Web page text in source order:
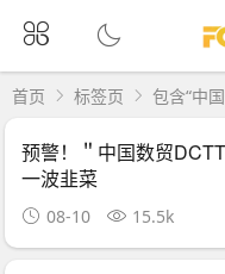
首页 标签页 包含“中
预警！＂中国数贸
一波韭菜
08-10 15.5k